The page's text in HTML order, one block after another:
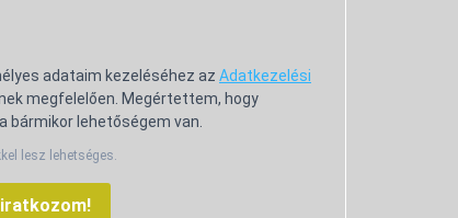
adataim kezeléséhez az Adatkezelési
megfelelően. Megértettem, hogy
bármikor lehetőségem van.
lesz lehetséges.